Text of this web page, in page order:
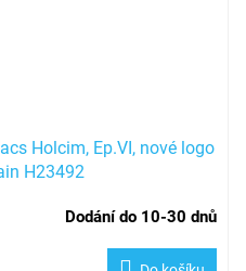
Holcim, Ep.VI, nové logo
H23492
Dodání do 10-30 dnů